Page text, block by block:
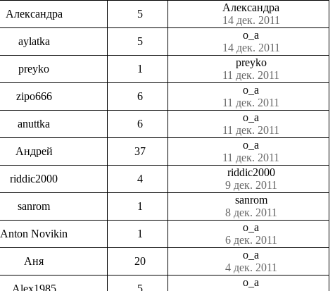
Александра 5
Александра
14 дек. 2011
aylatka 5
o_a
14 дек. 2011
preyko 1
preyko
11 дек. 2011
zipo666 6
o_a
11 дек. 2011
anuttka 6
o_a
11 дек. 2011
Андрей 37
o_a
11 дек. 2011
riddic2000 4
riddic2000
9 дек. 2011
sanrom 1
sanrom
8 дек. 2011
Anton Novikin 1
o_a
6 дек. 2011
Аня 20
o_a
4 дек. 2011
Alex1985 5
o_a